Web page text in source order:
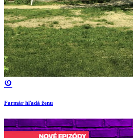
Farmár hľadá ženu